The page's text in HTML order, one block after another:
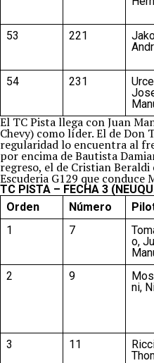
53
221
54
231
El TC Pista llega con Juan
Chevy) como líder. El de Don
regularidad lo encuentra al
por encima de Bautista
regreso, el de Cristian
Escuderia G129 que conduce
TC PISTA – FECHA 3
Orden
Número
1
7
o,
2 9
ni,
3
11